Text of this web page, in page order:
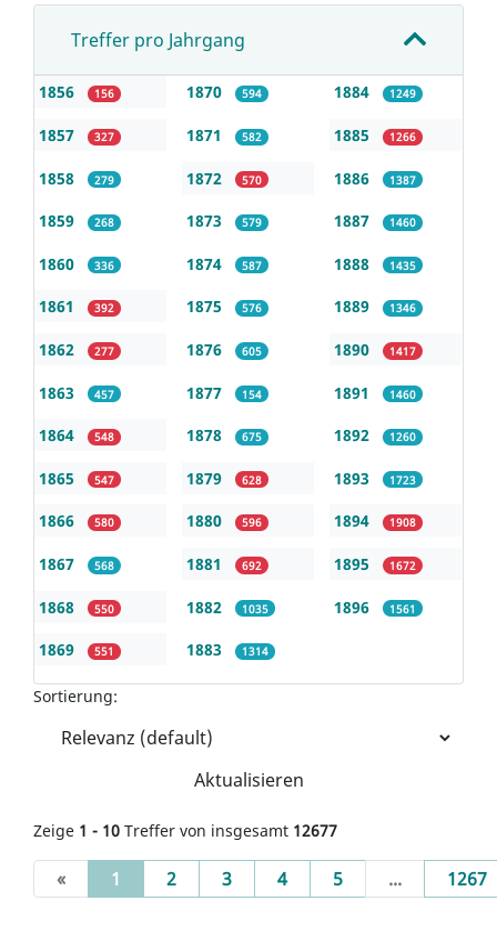
Treffer pro Jahrgang
1856 156
1857 327
1858 279
1859 268
1860 336
1861 392
1862 277
1863 457
1864 548
1865 547
1866 580
1867 568
1868 550
1869 551
1870 594
1871 582
1872 570
1873 579
1874 587
1875 576
1876 605
1877 154
1878 675
1879 628
1880 596
1881 692
1882 1035
1883 1314
1884 1249
1885 1266
1886 1387
1887 1460
1888 1435
1889 1346
1890 1417
1891 1460
1892 1260
1893 1723
1894 1908
1895 1672
1896 1561
Sortierung:
Aktualisieren
Zeige 1 - 10 Treffer von insgesamt 12677
« 1 (current)
2 3 4 5 ... 1267